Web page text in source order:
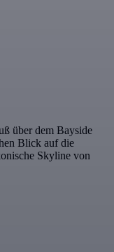
über dem Bayside
Blick auf die
Skyline von